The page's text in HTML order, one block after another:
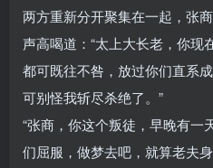
两方重新分开聚集在一起，张
声高喝道：“太上大长老，你现
都可既往不咎，放过你们直系
可别怪我斩尽杀绝了。”
“张商，你这个叛徒，早晚有一
们屈服，做梦去吧，就算老夫